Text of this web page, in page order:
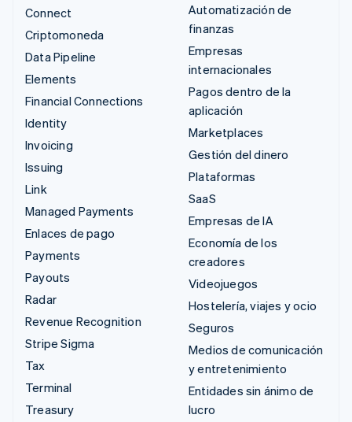
Connect
Criptomoneda
Data Pipeline
Elements
Financial Connections
Identity
Invoicing
Issuing
Link
Managed Payments
Enlaces de pago
Payments
Payouts
Radar
Revenue Recognition
Stripe Sigma
Tax
Terminal
Treasury
Automatización de
finanzas
Empresas
internacionales
Pagos dentro de la
aplicación
Marketplaces
Gestión del dinero
Plataformas
SaaS
Empresas de IA
Economía de los
creadores
Videojuegos
Hostelería, viajes y ocio
Seguros
Medios de comunicación
y entretenimiento
Entidades sin ánimo de
lucro